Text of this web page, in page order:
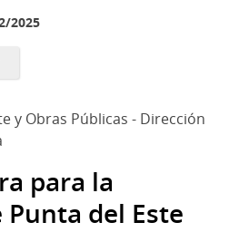
2025
y Obras Públicas - Dirección
para la
del Este